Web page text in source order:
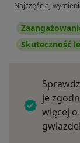
Najczęściej
Skuteczność
je
więcej